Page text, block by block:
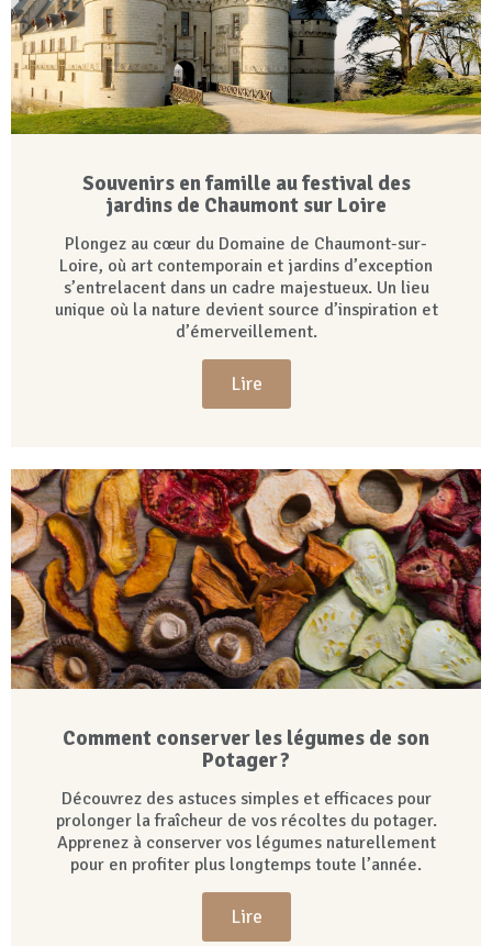
Souvenirs en famille au festival des
jardins de Chaumont sur Loire
Plongez au cœur du Domaine de Chaumont-sur-
Loire, où art contemporain et jardins d’exception
s’entrelacent dans un cadre majestueux. Un lieu
unique où la nature devient source d’inspiration et
d’émerveillement.
Lire
Comment conserver les légumes de son
Potager ?
Découvrez des astuces simples et efficaces pour
prolonger la fraîcheur de vos récoltes du potager.
Apprenez à conserver vos légumes naturellement
pour en profiter plus longtemps toute l’année.
Lire